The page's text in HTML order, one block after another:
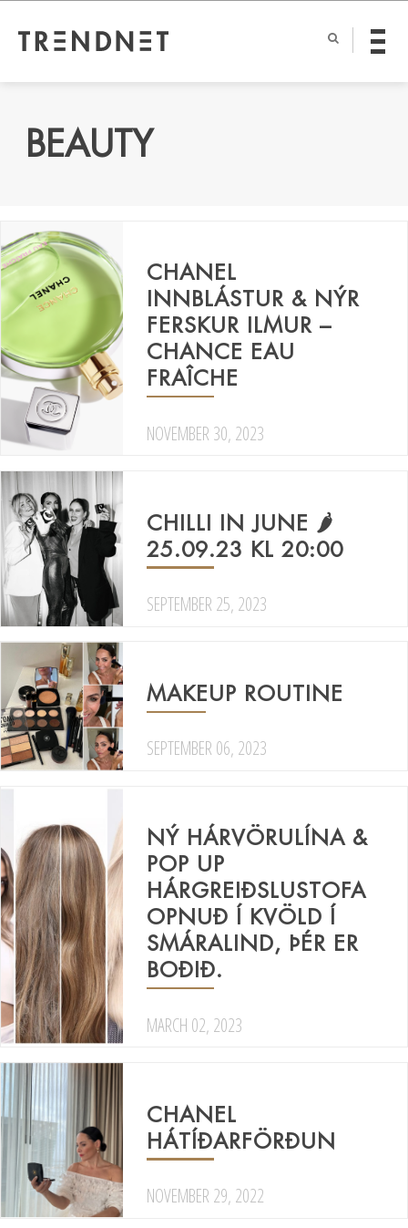
BEAUTY
CHANEL
INNBLÁSTUR & NÝR
FERSKUR ILMUR –
CHANCE EAU
FRAÎCHE
NOVEMBER 30, 2023
CHILLI IN JUNE 🌶
25.09.23 KL 20:00
SEPTEMBER 25, 2023
MAKEUP ROUTINE
SEPTEMBER 06, 2023
NÝ HÁRVÖRULÍNA &
POP UP
HÁRGREIÐSLUSTOFA
OPNUÐ Í KVÖLD Í
SMÁRALIND, ÞÉR ER
BOÐIÐ.
MARCH 02, 2023
CHANEL
HÁTÍÐARFÖRÐUN
NOVEMBER 29, 2022